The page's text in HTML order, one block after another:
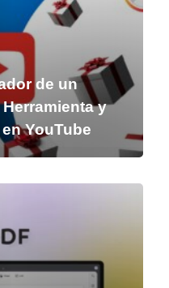
de un
y
YouTube